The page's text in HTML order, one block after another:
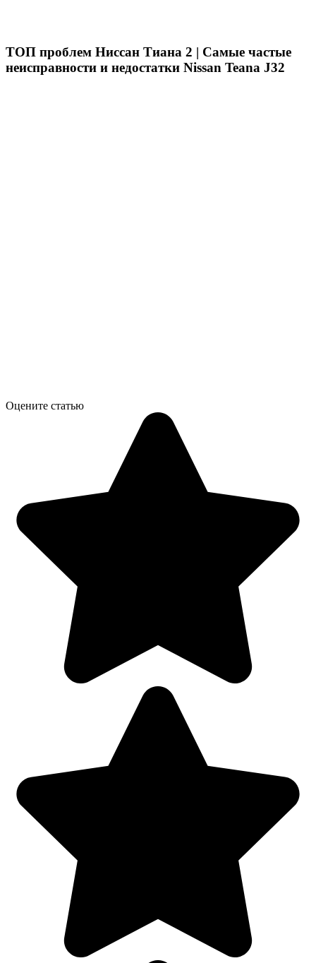
ТОП проблем Ниссан Тиана 2 | Самые частые
неисправности и недостатки Nissan Teana J32
Оцените статью